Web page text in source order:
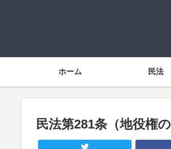
ホーム 民法
民法第281条（地役権